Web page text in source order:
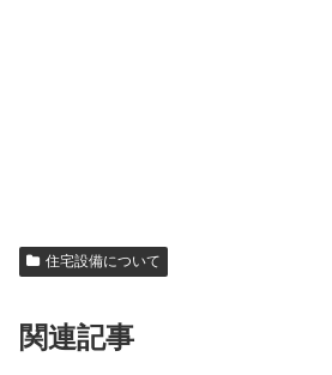
住宅設備について
関連記事